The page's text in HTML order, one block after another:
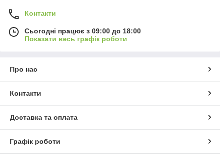
Контакти
Сьогодні працює з 09:00 до 18:00
Показати весь графік роботи
Про нас
Контакти
Доставка та оплата
Графік роботи